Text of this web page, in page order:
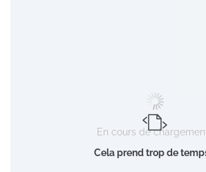
En cours de
Cela prend trop de